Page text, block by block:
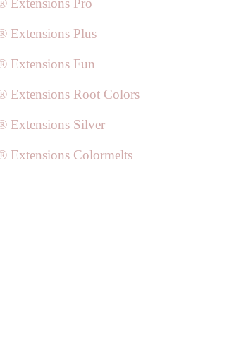
Extensions Pro
Extensions Plus
Extensions Fun
Extensions Root Colors
Extensions Silver
Extensions Colormelts